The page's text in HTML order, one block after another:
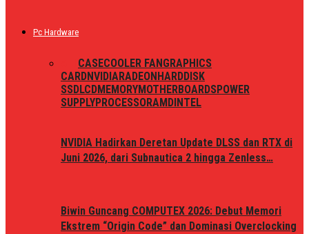
Pc Hardware
CASECOOLER FAN GRAPHICS
CARDNVIDIARADEON HARDDISK
SSDLCDMEMORYMOTHERBOARDSPOWER
SUPPLYPROCESSORAMD INTEL
NVIDIA Hadirkan Deretan Update DLSS dan RTX di
Juni 2026, dari Subnautica 2 hingga Zenless…
Biwin Guncang COMPUTEX 2026: Debut Memori
Ekstrem “Origin Code” dan Dominasi Overclocking